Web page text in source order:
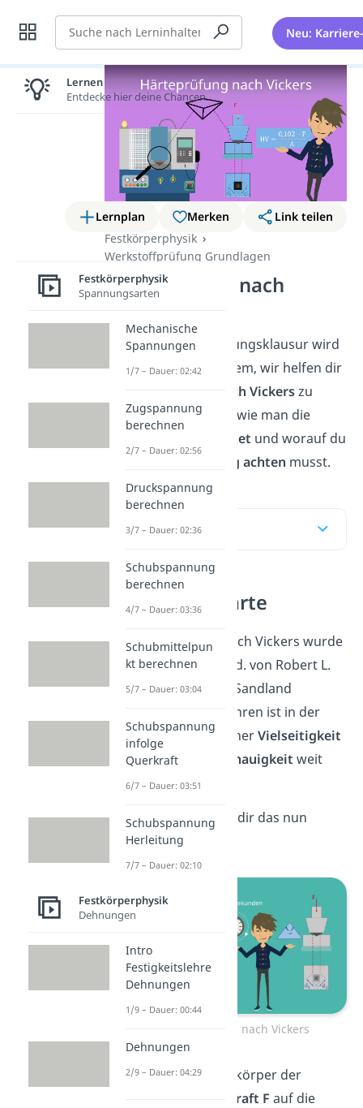
Suche Neu:
Lernplan Merken
Link teilen
Festkörperphysik
Werkstoffprüfung Grundlagen
Härteprüfung nach
Vickers
Deine Werkstoffprüfungsklausur wird
die Härte? Kein Problem, wir helfen dir
Härteprüfung nach Vickerszu
verstehen, zeigen dir wie man die
Vickershärte berechnet und worauf du
Durchführung achten musst.
Inhaltsübersicht
Die Vickers Härte
Das Prüfverfahren nach Vickers wurde
1925 in der Vickers Ltd. von Robert L.
Smith und George E. Sandland
entwickelt. Das Verfahren ist in der
Technik aufgrund seinerVielseitigkeit
und seinerhohen Genauigkeit weit
verbreitet.
Wie genau kannst du dir das nun
vorstellen?
Die Härteprüfung nach Vickers
Wir haben einen Prüfkörper der
Kraft F auf die
Lernen lohnt sich!
Entdecke hier deine Chancen.
Festkörperphysik
Spannungsarten
Mechanische
Spannungen
1/7 – Dauer: 02:42
Zugspannung
berechnen
2/7 – Dauer: 02:56
Druckspannung
berechnen
3/7 – Dauer: 02:36
Schubspannung
berechnen
4/7 – Dauer: 03:36
Schubmittelpun
kt berechnen
5/7 – Dauer: 03:04
Schubspannung
infolge
Querkraft
6/7 – Dauer: 03:51
Schubspannung
Herleitung
7/7 – Dauer: 02:10
Festkörperphysik
Dehnungen
Intro
Festigkeitslehre
Dehnungen
1/9 – Dauer: 00:44
Dehnungen
2/9 – Dauer: 04:29